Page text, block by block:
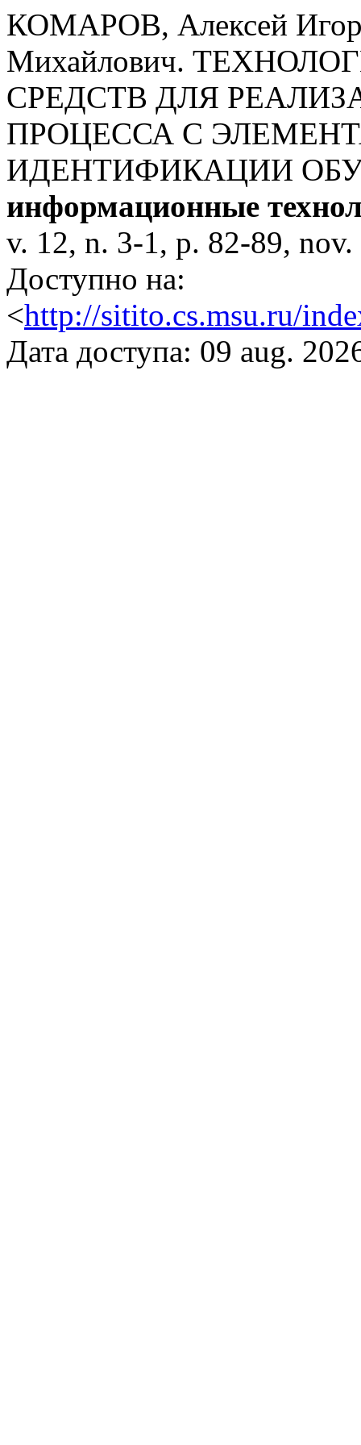
КОМАРОВ, Алексей
Михайлович.
СРЕДСТВ ДЛЯ
ПРОЦЕССА С
ИДЕНТИФИКАЦИИ
информационные
v. 12, n. 3-1, p. 82-89,
Доступно на:
<http://sitito.cs.msu.ru/
Дата доступа: 09 aug.